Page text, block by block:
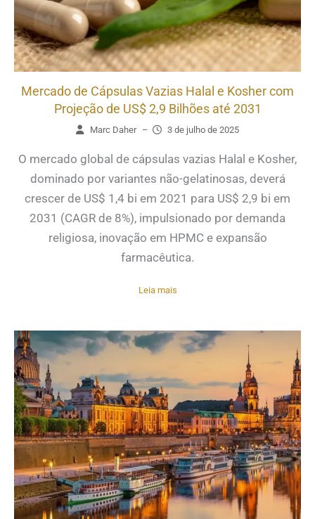
Mercado de Cápsulas Vazias Halal e Kosher com
Projeção de US$ 2,9 Bilhões até 2031
Marc Daher – 3 de julho de 2025
O mercado global de cápsulas vazias Halal e Kosher,
dominado por variantes não-gelatinosas, deverá
crescer de US$ 1,4 bi em 2021 para US$ 2,9 bi em
2031 (CAGR de 8%), impulsionado por demanda
religiosa, inovação em HPMC e expansão
farmacêutica.
Leia mais